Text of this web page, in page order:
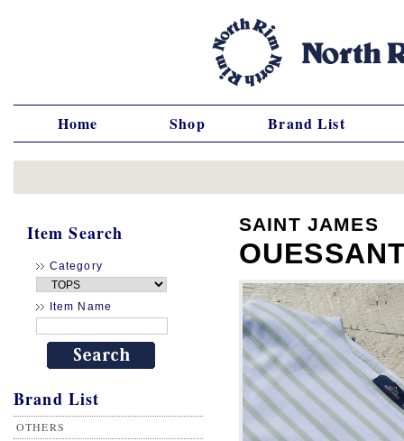
Home Shop Brand List
Item Search
Category
Item Name
Brand List
OTHERS
SAINT JAMES